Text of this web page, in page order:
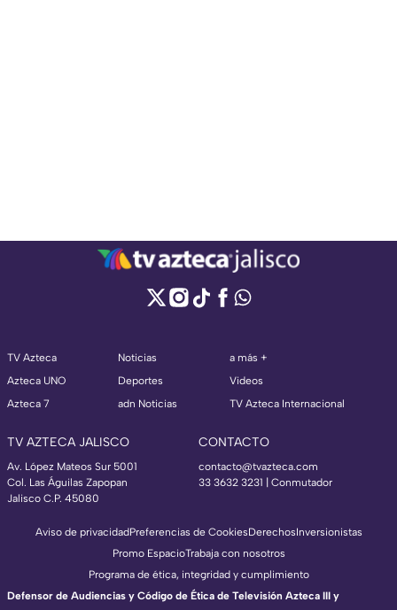
TV Azteca
Azteca UNO
Azteca 7
Noticias
Deportes
adn Noticias
a más +
Videos
TV Azteca Internacional
TV AZTECA JALISCO
Av. López Mateos Sur 5001
Col. Las Águilas Zapopan
Jalisco C.P. 45080
CONTACTO
contacto@tvazteca.com
33 3632 3231 | Conmutador
Aviso de privacidadPreferencias de CookiesDerechosInversionistas
Promo EspacioTrabaja con nosotros
Programa de ética, integridad y cumplimiento
Defensor de Audiencias y Código de Ética de Televisión Azteca III y